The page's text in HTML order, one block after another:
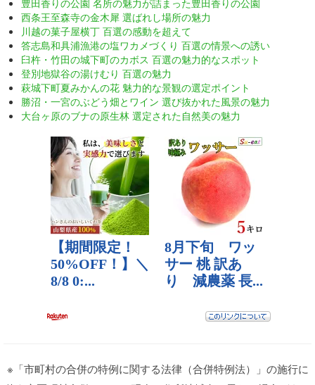
豊田香りの公園 名所の魅力が詰まった豊田香りの公園
西条王至森寺の金木犀 選ばれし場所の魅力
川越の菓子屋横丁 百選の感動を超えて
答志島和具浦漁港の塩ワカメづくり 百選の情景への誘い
臼杵・竹田の城下町のカボス 百選の魅力的なスポット
登別地獄谷の湯けむり 百選の魅力
萩城下町夏みかんの花 魅力的な景観の選定ポイント
勝沼・一宮のぶどう畑とワイン 選び抜かれた風景の魅力
大台ヶ原のブナの原生林 選定された自然美の魅力
※「市町村の合併の特例に関する法律（合併特例法）」の施行に